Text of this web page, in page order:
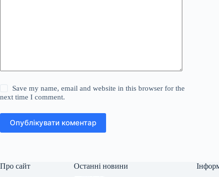
Save my name, email and website in this browser for the
next time I comment.
Опублікувати коментар
Про сайт Останні новини